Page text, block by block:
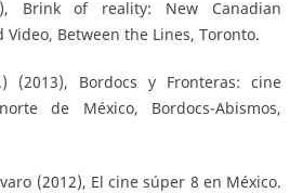
Brink of reality: New Canadian
Video, Between the Lines, Toronto.
(2013), Bordocs y Fronteras: cine
de México, Bordocs-Abismos,
(2012), El cine súper 8 en México.